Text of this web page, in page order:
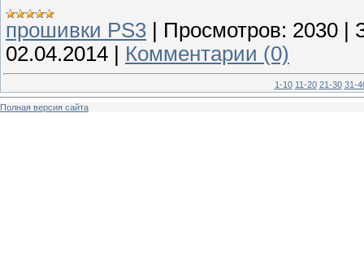
прошивки PS3
Просмотров: 2030
02.04.2014
Комментарии (0)
1-10 11-20 21-30 31-
Полная версия сайта